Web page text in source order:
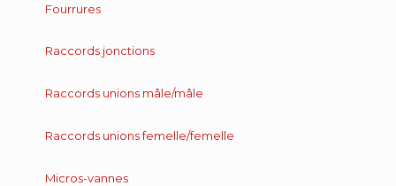
Fourrures
Raccords jonctions
Raccords unions mâle/mâle
Raccords unions femelle/femelle
Micros-vannes